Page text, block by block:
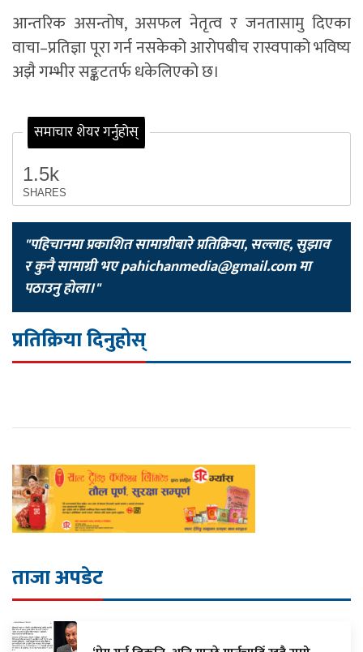
आन्तरिक असन्तोष, असफल नेतृत्व र जनतासामु दिएका
वाचा–प्रतिज्ञा पूरा गर्न नसकेको आरोपबीच रास्वपाको भविष्य
अझै गम्भीर सङ्कटतर्फ धकेलिएको छ।
समाचार शेयर गर्नुहोस्
1.5k
SHARES
"पहिचानमा प्रकाशित सामाग्रीबारे प्रतिक्रिया, सल्लाह, सुझाव
र कुनै सामाग्री भएpahichanmedia@gmail.comमा
पठाउनु होला।"
प्रतिक्रिया दिनुहोस्
ताजा अपडेट